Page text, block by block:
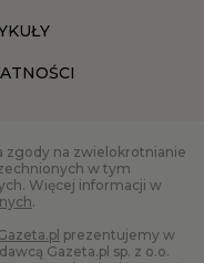
zgody na zwielokrotnianie
w tym
Więcej informacji w
.
prezentujemy w
Gazeta.pl sp. z o.o.